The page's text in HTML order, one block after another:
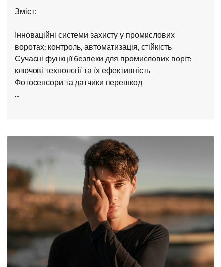
Зміст:
Інноваційні системи захисту у промислових
воротах: контроль, автоматизація, стійкість
Сучасні функції безпеки для промислових воріт:
ключові технології та їх ефективність
Фотосенсори та датчики перешкод
…